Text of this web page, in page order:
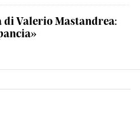
di Valerio Mastandrea: